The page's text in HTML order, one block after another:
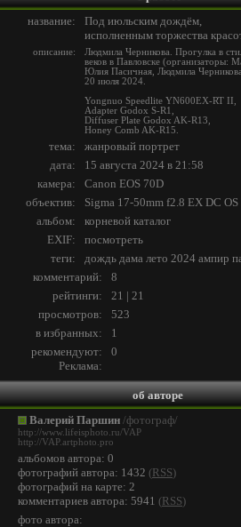
название:
Под июльским дождём,
исполненным торжества
описание:
Людмила Черникова. Прогулка в
веков в Павловске (организаторы:
Юлия Пасичная, Людмила
20 июля 2024.
Yongnuo Speedlite YN600EX-RT II,
Adapter Godox S-R1,
Diffuser Plate Godox AK-R13,
Honey Comb AK-R15.
тема:
жанровый портрет
дата:
15 августа 2024 в 21:58
камера:
Canon EOS 70D
объектив:
Sigma 17-50mm f2.8 EX DC OS
альбом:
корневой каталог
EXIF:
посмотреть
теги:
дождь дама лето 2024 ампир
комментарий:
8
рейтинги:
21 | 21
просмотров:
523
в избранных:
1
рекомендуют:
0
Реклама:
об авторе
Валерий Паршин /фотограф/
http://www.lifeisphoto.ru/VAP
http://VAP.artphoto.pro
альбомов автора: 0
фотографий автора: 1432 (RSS)
фотографий на карте: 2
комментариев автора: 5941 (RSS)
фото автора: